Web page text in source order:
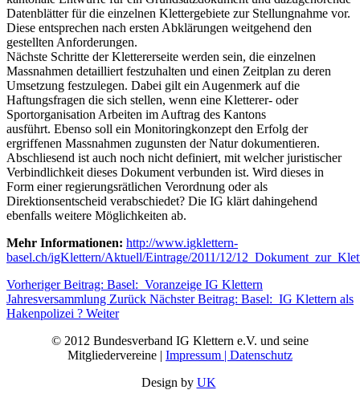
Datenblätter für die einzelnen Klettergebiete zur Stellungnahme vor.
Diese entsprechen nach ersten Abklärungen weitgehend den
gestellten Anforderungen.
Nächste Schritte der Klettererseite werden sein, die einzelnen
Massnahmen detailliert festzuhalten und einen Zeitplan zu deren
Umsetzung festzulegen. Dabei gilt ein Augenmerk auf die
Haftungsfragen die sich stellen, wenn eine Kletterer- oder
Sportorganisation Arbeiten im Auftrag des Kantons
ausführt. Ebenso soll ein Monitoringkonzept den Erfolg der
ergriffenen Massnahmen zugunsten der Natur dokumentieren.
Abschliesend ist auch noch nicht definiert, mit welcher juristischer
Verbindlichkeit dieses Dokument verbunden ist. Wird dieses in
Form einer regierungsrätlichen Verordnung oder als
Direktionsentscheid verabschiedet? Die IG klärt dahingehend
ebenfalls weitere Möglichkeiten ab.
Mehr Informationen: http://www.igklettern-
basel.ch/igKlettern/Aktuell/Eintrage/2011/12/
Vorheriger Beitrag: Basel: Voranzeige IG Klettern
Jahresversammlung Zurück Nächster Beitrag: Basel: IG Klettern als
Hakenpolizei ? Weiter
© 2012 Bundesverband IG Klettern e.V. und seine
Mitgliedervereine | Impressum | Datenschutz
Design by UK